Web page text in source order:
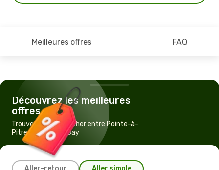
Meilleures offres FAQ
Découvrez les meilleures
offres
Trouvez un vol pas cher entre Pointe-à-
Pitre et Montego Bay
Aller-retour Aller simple